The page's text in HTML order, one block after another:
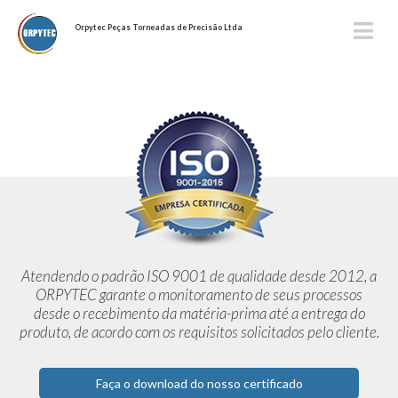
Orpytec Peças Torneadas de Precisão Ltda
Atendendo o padrão ISO 9001 de qualidade desde 2012,a
ORPYTEC garante o monitoramento de seus processos
desde orecebimento da matéria-prima até a entrega do
produto, de acordocom os requisitos solicitados pelo cliente.
Faça o download do nosso certificado